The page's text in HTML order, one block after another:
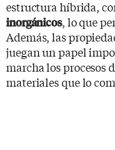
estructura híbrida,
inorgánicos, lo que
Además, las
juegan un papel
marcha los procesos
materiales que lo